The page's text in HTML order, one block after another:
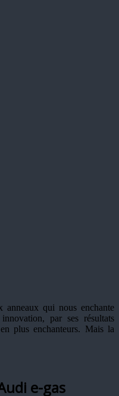
anneaux qui nous enchante
par ses résultats
plus enchanteurs. Mais la
e-gas